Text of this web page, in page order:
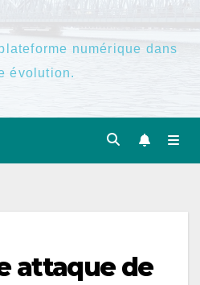
numérique dans
évolution.
attaque de